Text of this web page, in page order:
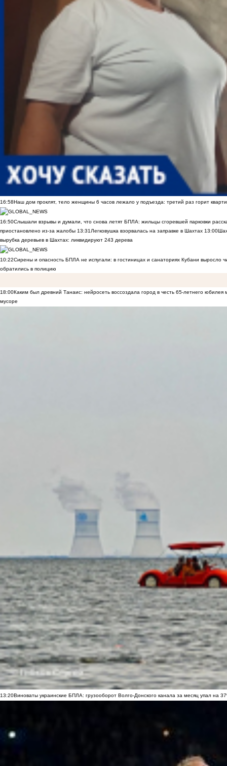
16:58Наш дом проклят, тело женщины 6 часов лежало у подъезда: третий раз горит
16:50Слышали взрывы и думали, что снова летят БПЛА: жильцы сгоревшей парковки
приостановлено из-за жалобы 13:31 Легковушка взорвалась на заправке в Шахтах 13:00
вырубка деревьев в Шахтах: ликвидируют 243 дерева
10:22Сирены и опасность БПЛА не испугали: в гостиницах и санаториях Кубани выросло
обратились в полицию
18:00Каким был древний Танаис: нейросеть воссоздала город в честь 65-летнего юбилея
мусоре
13:20Виноваты украинские БПЛА: грузооборот Волго-Донского канала за месяц упал на